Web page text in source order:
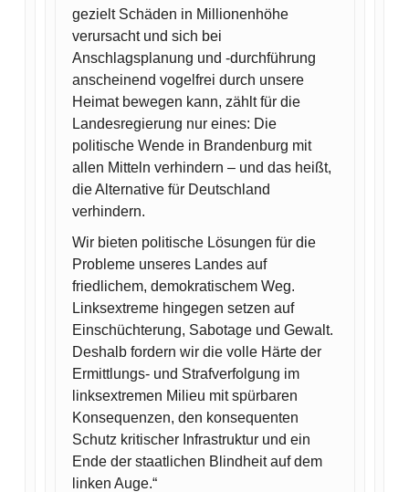
gezielt Schäden in Millionenhöhe
verursacht und sich bei
Anschlagsplanung und -durchführung
anscheinend vogelfrei durch unsere
Heimat bewegen kann, zählt für die
Landesregierung nur eines: Die
politische Wende in Brandenburg mit
allen Mitteln verhindern – und das heißt,
die Alternative für Deutschland
verhindern.
Wir bieten politische Lösungen für die
Probleme unseres Landes auf
friedlichem, demokratischem Weg.
Linksextreme hingegen setzen auf
Einschüchterung, Sabotage und Gewalt.
Deshalb fordern wir die volle Härte der
Ermittlungs- und Strafverfolgung im
linksextremen Milieu mit spürbaren
Konsequenzen, den konsequenten
Schutz kritischer Infrastruktur und ein
Ende der staatlichen Blindheit auf dem
linken Auge.“